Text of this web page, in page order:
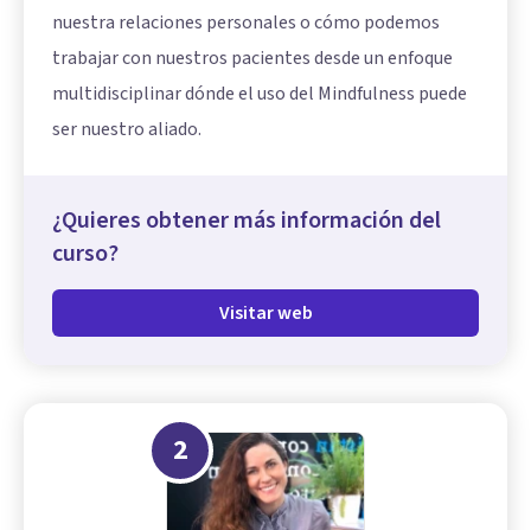
nuestra relaciones personales o cómo podemos
trabajar con nuestros pacientes desde un enfoque
multidisciplinar dónde el uso del Mindfulness puede
ser nuestro aliado.
¿Quieres obtener más información del
curso?
Visitar web
2